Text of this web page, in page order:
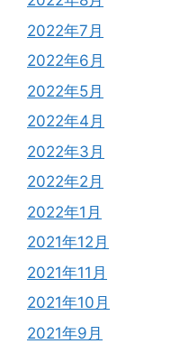
2022年7月
2022年6月
2022年5月
2022年4月
2022年3月
2022年2月
2022年1月
2021年12月
2021年11月
2021年10月
2021年9月